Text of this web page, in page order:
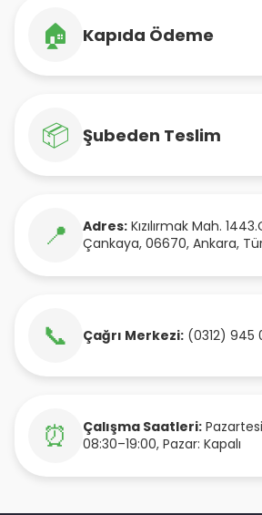
🏠 Kapıda Ödeme
📦 Şubeden Teslim
📍 Adres: Kızılırmak Mah.
Çankaya, 06670, Ankara,
📞 Çağrı Merkezi: (0312) 945
⏰ Çalışma Saatleri:
08:30–19:00, Pazar: Kapalı